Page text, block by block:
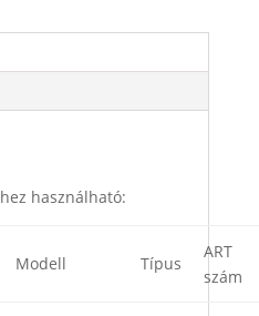
használható:
Modell Típus
ART
szám